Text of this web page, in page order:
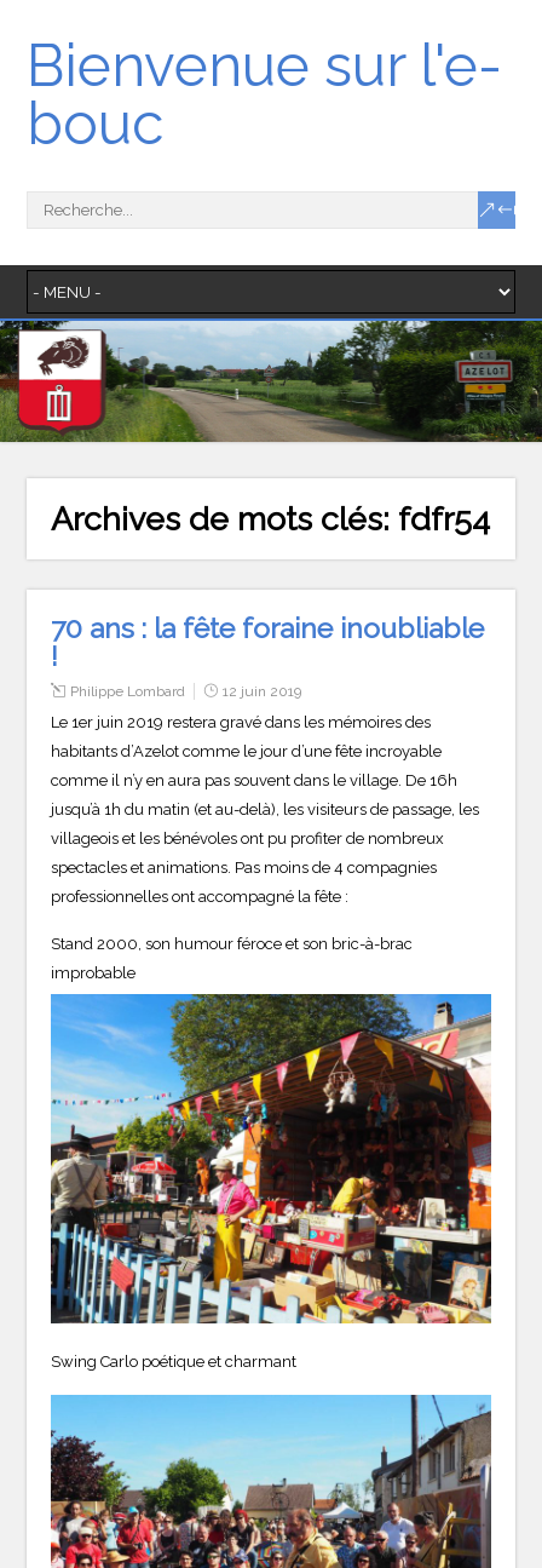
Bienvenue sur l'e-
bouc
Archives de mots clés: fdfr54
70 ans : la fête foraine inoubliable
!
Philippe Lombard 12 juin 2019
Le 1er juin 2019 restera gravé dans les mémoires des
habitants d’Azelot comme le jour d’une fête incroyable
comme il n’y en aura pas souvent dans le village. De 16h
jusqu’à 1h du matin (et au-delà), les visiteurs de passage, les
villageois et les bénévoles ont pu profiter de nombreux
spectacles et animations. Pas moins de 4 compagnies
professionnelles ont accompagné la fête :
Stand 2000, son humour féroce et son bric-à-brac
improbable
Swing Carlo poétique et charmant